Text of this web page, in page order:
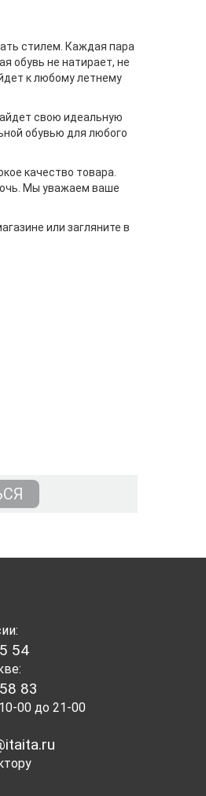
стилем. Каждая пара
обувь не натирает, не
к любому летнему
свою идеальную
обувью для любого
качество товара.
Мы уважаем ваше
или загляните в
54
83
00 до 21-00